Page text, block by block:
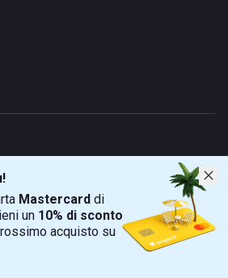
Mastercard di
un 10% di sconto
acquisto su
Marecchiese 48, 47923 Rimini (RN), IT -
- Iscritta al registro delle imprese di Rimini
180, 47924 Rimini (RN), IT
+39 0541 772375
i diritti riservati.